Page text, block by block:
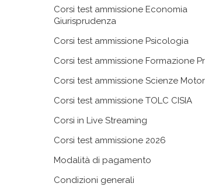
Corsi test ammissione Economia
Giurisprudenza
Corsi test ammissione Psicologia
Corsi test ammissione Formazione
Corsi test ammissione Scienze
Corsi test ammissione TOLC CISIA
Corsi in Live Streaming
Corsi test ammissione 2026
Modalità di pagamento
Condizioni generali